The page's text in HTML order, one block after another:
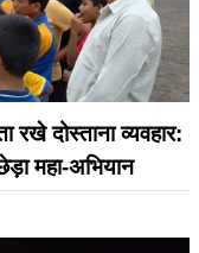
दोस्ताना व्यवहार:
महा-अभियान